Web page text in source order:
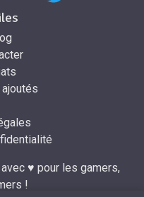
♥ pour les gamers,
!